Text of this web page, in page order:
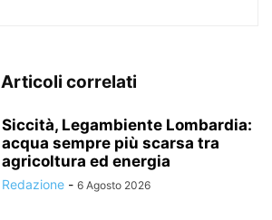
Articoli correlati
Siccità, Legambiente Lombardia:
acqua sempre più scarsa tra
agricoltura ed energia
Redazione - 6 Agosto 2026